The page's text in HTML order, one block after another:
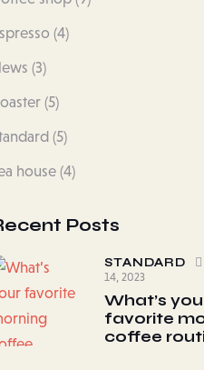
(4)
(3)
(5)
(5)
house (4)
Posts
STANDARD
14, 2023
What’s
favorite
coffee